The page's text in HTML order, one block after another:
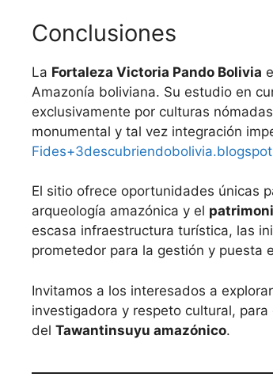
Conclusiones
La Fortaleza Victoria Pando Bolivia
Amazonía boliviana. Su estudio en
exclusivamente por culturas
monumental y tal vez integración
El sitio ofrece oportunidades únicas
arqueología amazónica y el
escasa infraestructura turística, las
prometedor para la gestión y puesta
Invitamos a los interesados a
investigadora y respeto cultural,
del Tawantinsuyu amazónico.